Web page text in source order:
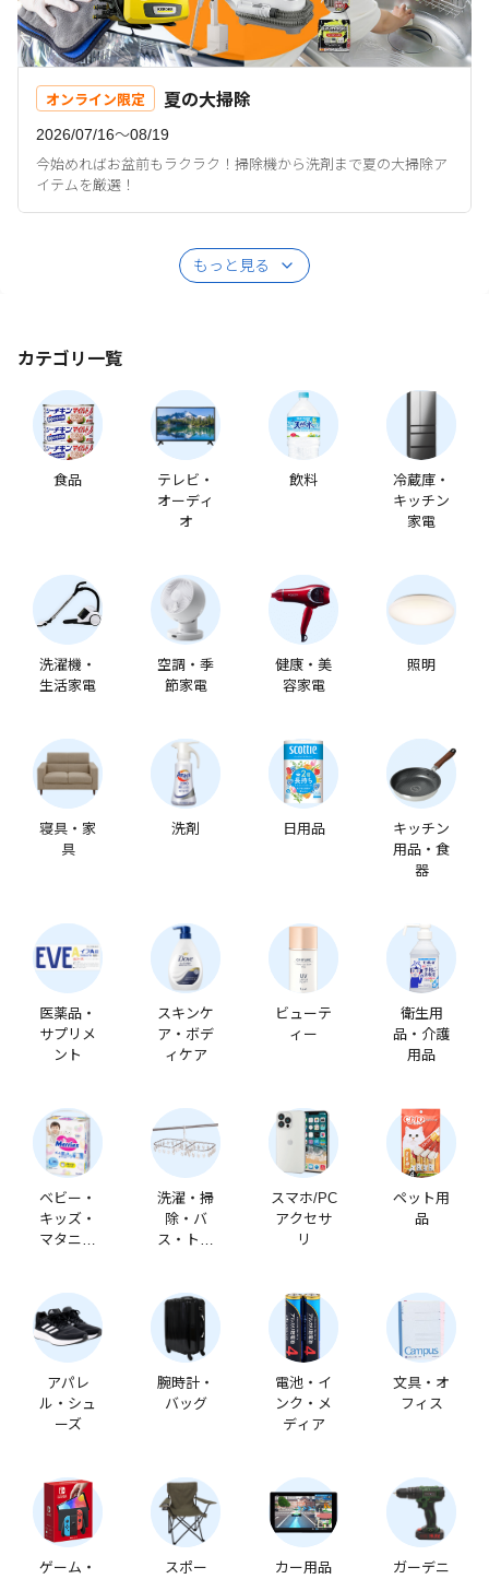
オンライン限定 夏の大掃除
2026/07/16〜08/19
今始めればお盆前もラクラク！掃除機から洗剤まで夏の大掃除ア
イテムを厳選！
もっと見る
カテゴリ一覧
食品
テレビ・
オーディ
オ
飲料
冷蔵庫・
キッチン
家電
洗濯機・
生活家電
空調・季
節家電
健康・美
容家電
照明
寝具・家
具
洗剤 日用品
キッチン
用品・食
器
医薬品・
サプリメ
ント
スキンケ
ア・ボデ
ィケア
ビューテ
ィー
衛生用
品・介護
用品
ベビー・
キッズ・
マタニテ
洗濯・掃
除・バ
ス・トイ
スマホ/PC
アクセサ
リ
ペット用
品
アパレ
ル・シュ
ーズ
腕時計・
バッグ
電池・イ
ンク・メ
ディア
文具・オ
フィス
ゲーム・
スポー
カー用品
ガーデニ